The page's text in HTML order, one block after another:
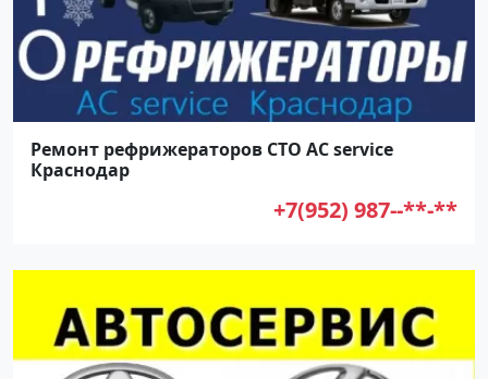
Ремонт рефрижераторов СТО AC service
Краснодар
+7(952) 987--**-**